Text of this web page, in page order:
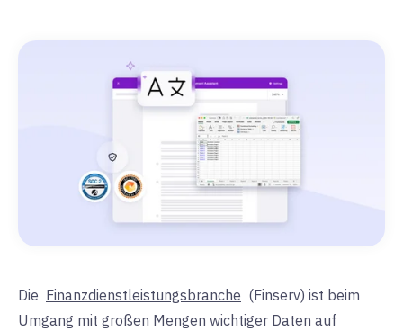
Die Finanzdienstleistungsbranche (Finserv) ist beim
Umgang mit großen Mengen wichtiger Daten auf